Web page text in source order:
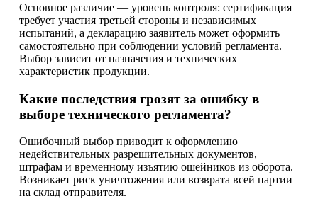
Основное различие — уровень контроля: сертификация
требует участия третьей стороны и независимых
испытаний, а декларацию заявитель может оформить
самостоятельно при соблюдении условий регламента.
Выбор зависит от назначения и технических
характеристик продукции.
Какие последствия грозят за ошибку в
выборе технического регламента?
Ошибочный выбор приводит к оформлению
недействительных разрешительных документов,
штрафам и временному изъятию ошейников из оборота.
Возникает риск уничтожения или возврата всей партии
на склад отправителя.